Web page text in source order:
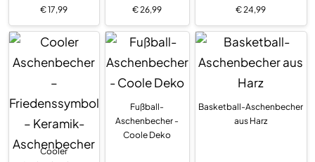
€17,99 €26,99 €24,99
Cooler
Fußball-
Aschenbecher -
Coole Deko
Basketball-Aschenbecher
aus Harz